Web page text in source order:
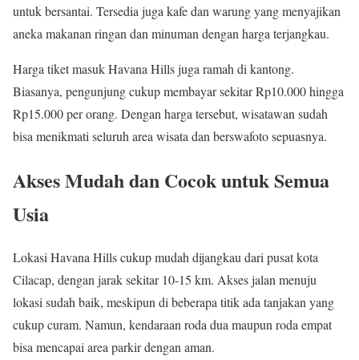
untuk bersantai. Tersedia juga kafe dan warung yang menyajikan
aneka makanan ringan dan minuman dengan harga terjangkau.
Harga tiket masuk Havana Hills juga ramah di kantong.
Biasanya, pengunjung cukup membayar sekitar Rp10.000 hingga
Rp15.000 per orang. Dengan harga tersebut, wisatawan sudah
bisa menikmati seluruh area wisata dan berswafoto sepuasnya.
Akses Mudah dan Cocok untuk Semua
Usia
Lokasi Havana Hills cukup mudah dijangkau dari pusat kota
Cilacap, dengan jarak sekitar 10-15 km. Akses jalan menuju
lokasi sudah baik, meskipun di beberapa titik ada tanjakan yang
cukup curam. Namun, kendaraan roda dua maupun roda empat
bisa mencapai area parkir dengan aman.